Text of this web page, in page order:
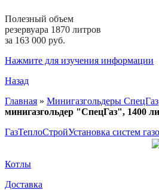
Полезный объем
резервуара 1870 литров
за 163 000 руб.
Нажмите для изучения информации
Назад
Главная » Минигазгольдеры СпецГаз
минигазгольдер "СпецГаз", 1400
ГазТеплоСтройУстановка систем
Котлы
Доставка